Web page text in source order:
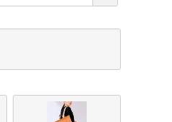
)